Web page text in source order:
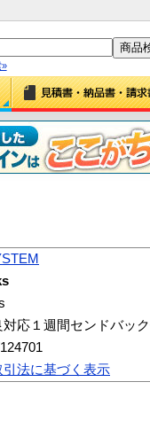
対応１週間センドバッ
引法に基づく表示